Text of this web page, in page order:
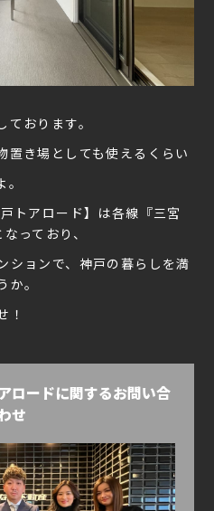
おります。
置き場としても使えるくらい
トアロード】は各線『三宮
っており、
ションで、神戸の暮らしを満
。
！
ードに関するお問い合
せ